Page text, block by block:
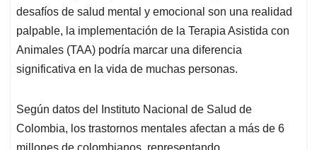
desafíos de salud mental y emocional son una realidad
palpable, la implementación de la Terapia Asistida con
Animales (TAA) podría marcar una diferencia
significativa en la vida de muchas personas.
Según datos del Instituto Nacional de Salud de
Colombia, los trastornos mentales afectan a más de 6